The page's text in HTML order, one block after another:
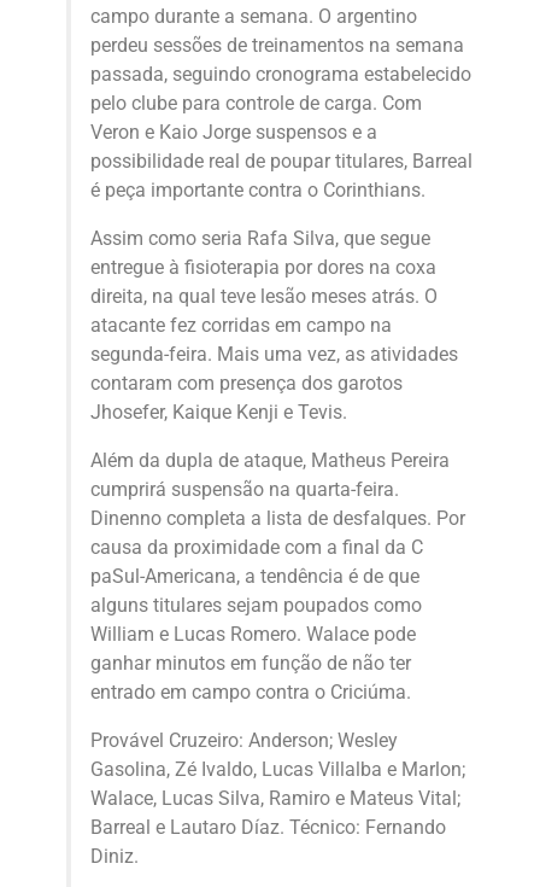
campo durante a semana. O argentino
perdeu sessões de treinamentos na semana
passada, seguindo cronograma estabelecido
pelo clube para controle de carga. Com
Veron e Kaio Jorge suspensos e a
possibilidade real de poupar titulares, Barreal
é peça importante contra o Corinthians.
Assim como seria Rafa Silva, que segue
entregue à fisioterapia por dores na coxa
direita, na qual teve lesão meses atrás. O
atacante fez corridas em campo na
segunda-feira. Mais uma vez, as atividades
contaram com presença dos garotos
Jhosefer, Kaique Kenji e Tevis.
Além da dupla de ataque, Matheus Pereira
cumprirá suspensão na quarta-feira.
Dinenno completa a lista de desfalques. Por
causa da proximidade com a final da C
paSul-Americana, a tendência é de que
alguns titulares sejam poupados como
William e Lucas Romero. Walace pode
ganhar minutos em função de não ter
entrado em campo contra o Criciúma.
Provável Cruzeiro: Anderson; Wesley
Gasolina, Zé Ivaldo, Lucas Villalba e Marlon;
Walace, Lucas Silva, Ramiro e Mateus Vital;
Barreal e Lautaro Díaz. Técnico: Fernando
Diniz.